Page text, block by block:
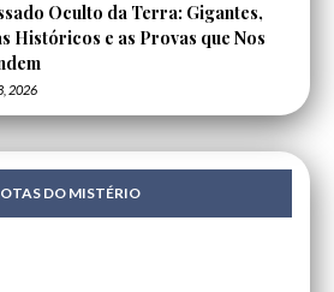
Oculto da Terra: Gigantes,
Históricos e as Provas que Nos
2026
DO MISTÉRIO